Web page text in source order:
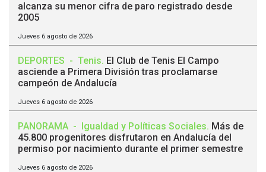
alcanza su menor cifra de paro registrado desde
2005
Jueves 6 agosto de 2026
DEPORTES - Tenis. El Club de Tenis El Campo
asciende a Primera División tras proclamarse
campeón de Andalucía
Jueves 6 agosto de 2026
PANORAMA - Igualdad y Políticas Sociales. Más de
45.800 progenitores disfrutaron en Andalucía del
permiso por nacimiento durante el primer semestre
Jueves 6 agosto de 2026